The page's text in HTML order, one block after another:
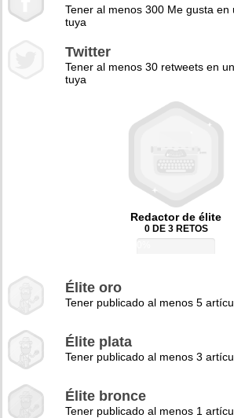
Tener al menos 300 Me gusta en
tuya
Twitter
Tener al menos 30 retweets en
tuya
Redactor de élite
0 DE 3 RETOS
Élite oro
Tener publicado al menos 5
Élite plata
Tener publicado al menos 3
Élite bronce
Tener publicado al menos 1